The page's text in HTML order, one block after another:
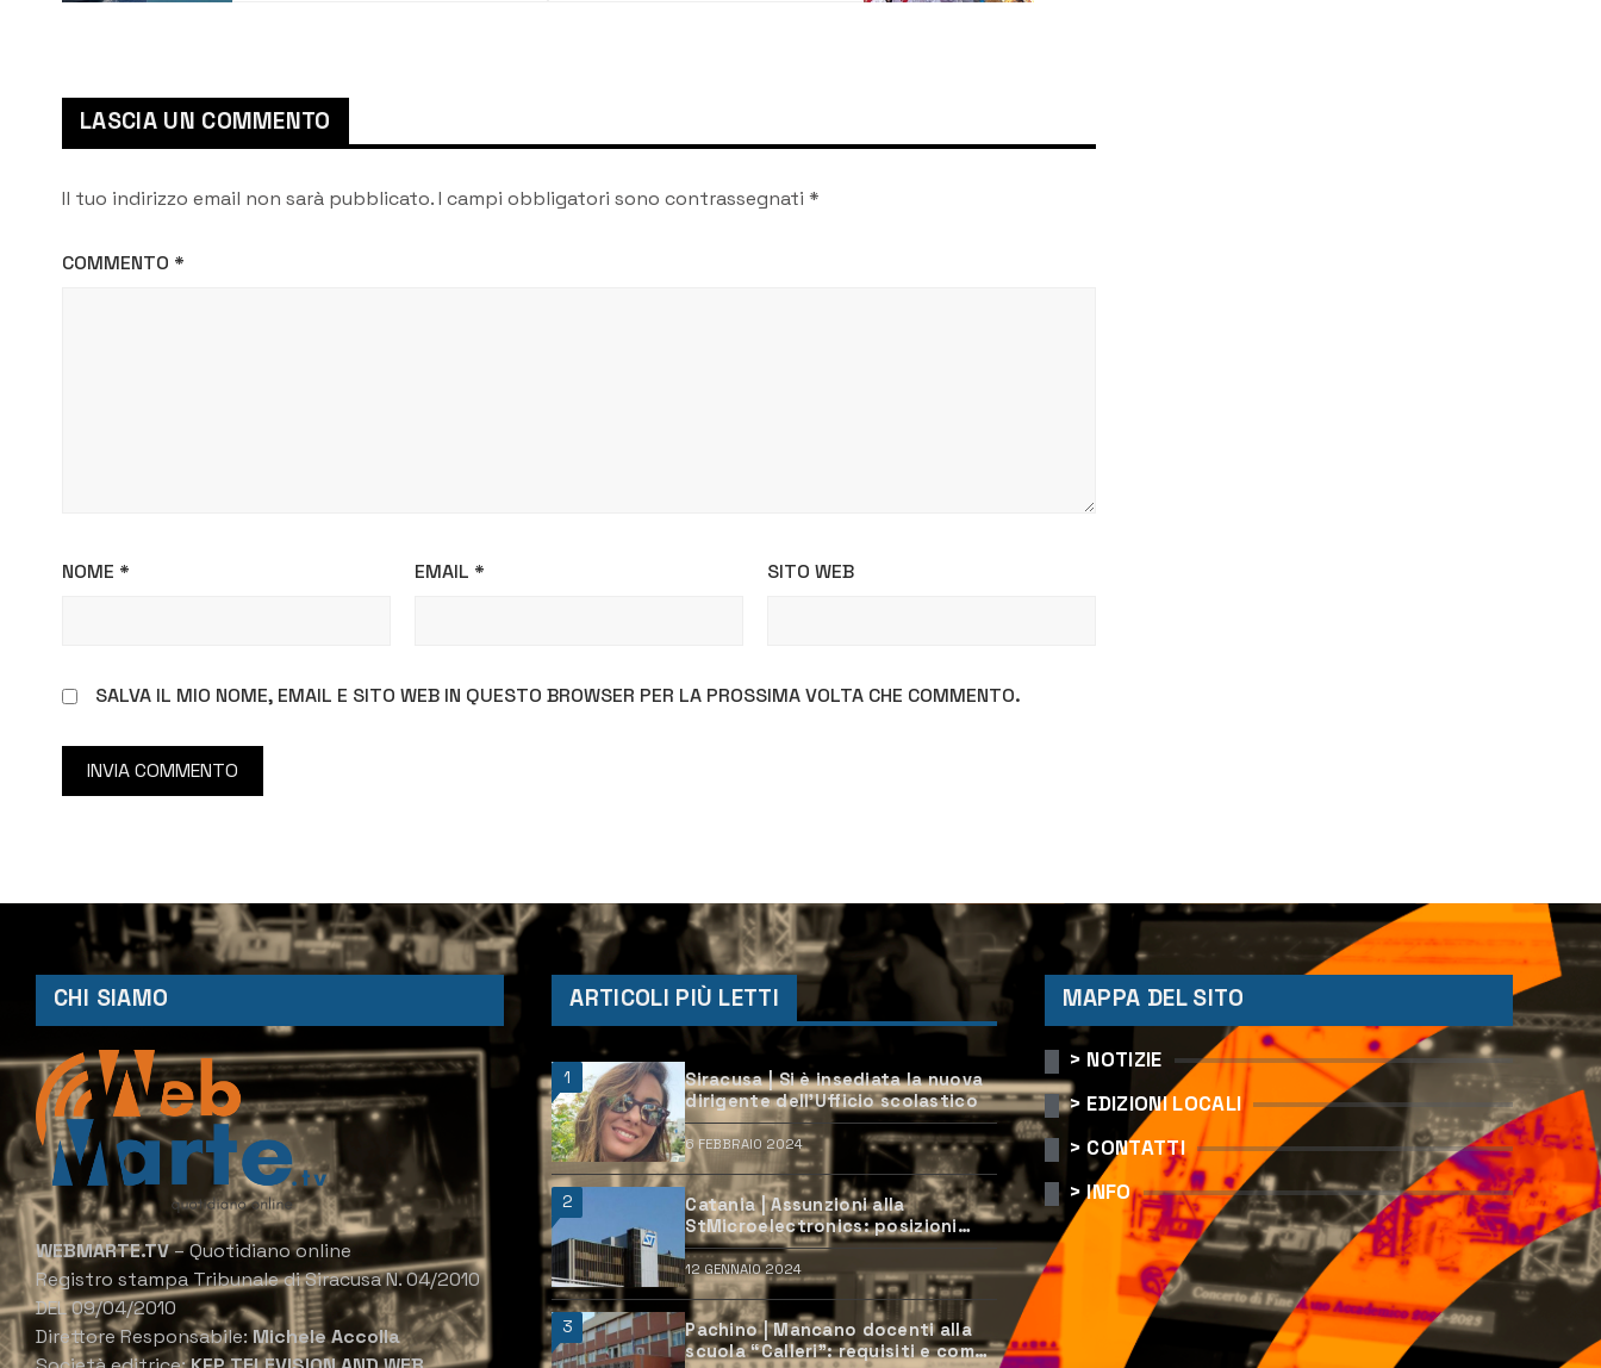
LASCIA UN COMMENTO
Il tuo indirizzo email non sarà pubblicato.I campi obbligatori sono contrassegnati *
COMMENTO *
NOME * EMAIL * SITO WEB
SALVA IL MIO NOME, EMAIL E SITO WEB IN QUESTO BROWSER PER LA PROSSIMA VOLTA CHE COMMENTO.
CHI SIAMO
WEBMARTE.TV– Quotidiano online
Registro stampa Tribunale di Siracusa N. 04/2010
DEL 09/04/2010
Direttore Responsabile:Michele Accolla
ARTICOLI PIÙ LETTI
1
Siracusa | Si è insediata la nuova
dirigente dell’Ufficio scolastico
6 FEBBRAIO 2024
2
Catania | Assunzioni alla
StMicroelectronics: posizioni
aperte e come candidarsi
12 GENNAIO 2024
3
Pachino | Mancano docenti alla
scuola “Calleri”: requisiti e come
MAPPA DEL SITO
> NOTIZIE
> EDIZIONI LOCALI
> CONTATTI
> INFO